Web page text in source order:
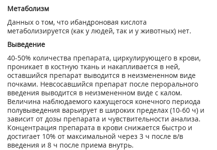
Метаболизм
Данных о том, что ибандроновая кислота
метаболизируется (как у людей, так и у живот­ных) нет.
Выведение
40-50% количества препарата, циркулирующего в крови,
проникает в костную ткань и на­капливается в ней,
оставшийся препарат выводится в неизмененном виде
почками. Невсосавшийся препарат после перорального
введения выводится в неизмененном виде с калом.
Величина наблюдаемого кажущегося конечного периода
полувыведения варьирует в ши­роких пределах (10-60 ч) и
зависит от дозы препарата и чувствительности анализа.
Кон­центрация препарата в крови снижается быстро и
достигает 10% от максимальной через 3 ч после в/в
введения и 8 ч после приема внутрь.